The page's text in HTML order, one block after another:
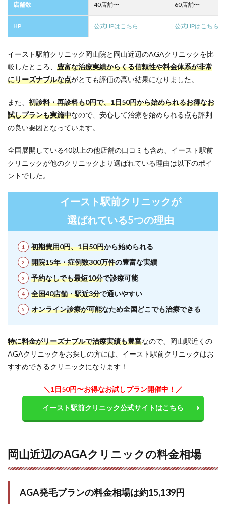
ニック
の初診
か？
12.5
Q. イー
前クリ
ニック
は保険
適用で
12.6
Q. イー
前クリ
12.7
Q. イー
スト駅
前クリ
ニック
のフィ
ナステ
リドの
価格
は？
Q. イー
スト駅
前クリ
ニック
方して
か？
全国
にあ
るイ
前ク
店舗数 40店舗〜 60店舗〜
HP 公式HPはこちら 公式HPはこちら
イースト駅前クリニック岡山院と岡山近辺のAGAクリニックを比
較したところ、 豊富な治療実績からくる信頼性や料金体系が非常
にリーズナブルな点がとても評価の高い結果になりました。
また、 初診料・再診料も0円で、1日50円から始められるお得なお
試しプランも実施中なので、安心して治療を始められる点も評判
の良い要因となっています。
全国展開している40以上の他店舗の口コミも含め、イースト駅前
クリニックが他のクリニックより選ばれている理由は以下のポイ
ントでした。
イースト駅前クリニックが
選ばれている5つの理由
初期費用0円、1日50円から始められる
開院15年・症例数300万件の豊富な実績
予約なしでも最短10分で診療可能
全国40店舗・駅近3分で通いやすい
オンライン診療が可能なため全国どこでも治療できる
特に料金がリーズナブルで治療実績も豊富なので、岡山駅近くの
AGAクリニックをお探しの方には、イースト駅前クリニックはお
すすめできるクリニックになります！
＼1日50円〜お得なお試しプラン開催中！／
イースト駅前クリニック公式サイトはこちら
岡山近辺のAGAクリニックの料金相場
AGA発毛プランの料金相場は約15,139円